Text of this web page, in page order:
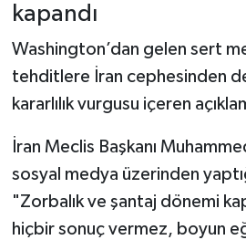
kapandı
Washington’dan gelen sert
tehditlere İran cephesinden
kararlılık vurgusu içeren
İran Meclis Başkanı
sosyal medya üzerinden
"Zorbalık ve şantaj dönemi
hiçbir sonuç vermez, boyun